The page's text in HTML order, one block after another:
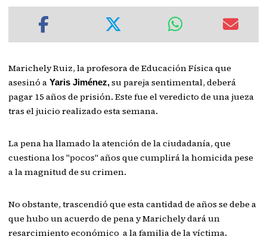
Marichely Ruiz, la profesora de Educación Física que
asesinó a Yaris Jiménez,su pareja sentimental, deberá
pagar 15 años de prisión. Este fue el veredicto de una jueza
tras el juicio realizado esta semana.
La pena ha llamado la atención de la ciudadanía, que
cuestiona los "pocos" años que cumplirá la homicida pese
a la magnitud de su crimen.
No obstante, trascendió que esta cantidad de años se debe a
que hubo un acuerdo de pena y Marichely dará un
resarcimiento económico a la familia de la víctima.